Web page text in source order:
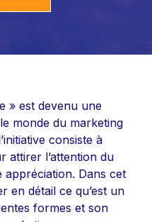
» est devenu une
monde du marketing
consiste à
attirer l’attention du
Dans cet
en détail ce qu’est un
formes et son